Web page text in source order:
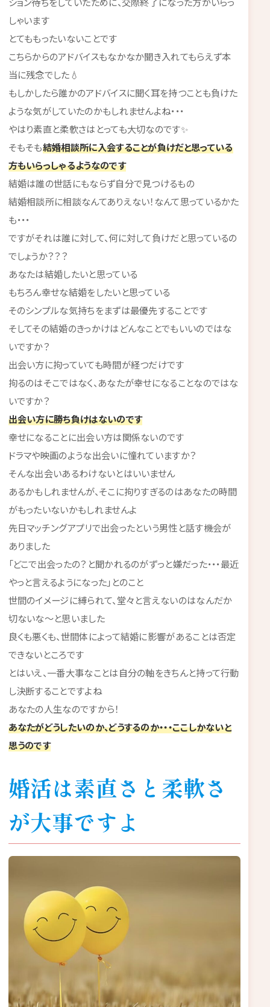
しゃいます
とてももったいないことです
こちらからのアドバイスもなかなか聞き入れてもらえず本
当に残念でした💧
もしかしたら誰かのアドバイスに聞く耳を持つことも負けた
ような気がしていたのかもしれませんよね・・・
やはり素直と柔軟さはとっても大切なのです✨
そもそも結婚相談所に入会することが負けだと思っている
方もいらっしゃるようなのです
結婚は誰の世話にもならず自分で見つけるもの
結婚相談所に相談なんてありえない！なんて思っているかた
も・・・
ですがそれは誰に対して、何に対して負けだと思っているの
でしょうか？？？
あなたは結婚したいと思っている
もちろん幸せな結婚をしたいと思っている
そのシンプルな気持ちをまずは最優先することです
そしてその結婚のきっかけはどんなことでもいいのではな
いですか？
出会い方に拘っていても時間が経つだけです
拘るのはそこではなく、あなたが幸せになることなのではな
いですか？
出会い方に勝ち負けはないのです
幸せになることに出会い方は関係ないのです
ドラマや映画のような出会いに憧れていますか？
そんな出会いあるわけないとはいいません
あるかもしれませんが、そこに拘りすぎるのはあなたの時間
がもったいないかもしれませんよ
先日マッチングアプリで出会ったという男性と話す機会が
ありました
「どこで出会ったの？と聞かれるのがずっと嫌だった・・・最近
やっと言えるようになった」とのこと
世間のイメージに縛られて、堂々と言えないのはなんだか
切ないな～と思いました
良くも悪くも、世間体によって結婚に影響があることは否定
できないところです
とはいえ、一番大事なことは自分の軸をきちんと持って行動
し決断することですよね
あなたの人生なのですから！
あなたがどうしたいのか、どうするのか・・・ここしかないと
思うのです
婚活は素直さと柔軟さ
が大事ですよ